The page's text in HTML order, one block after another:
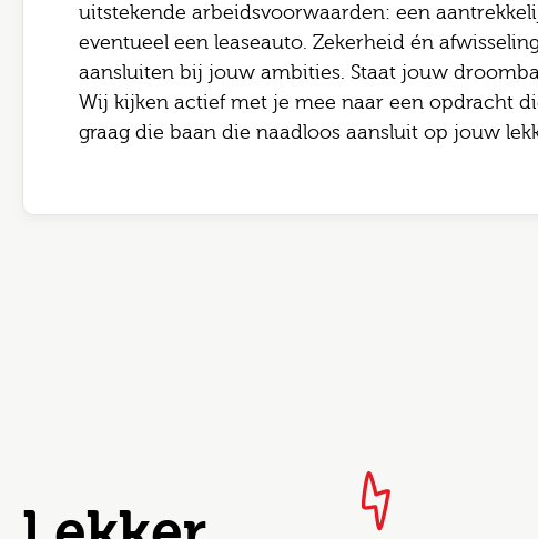
uitstekende arbeidsvoorwaarden: een
eventueel een leaseauto. Zekerheid én
aansluiten bij jouw ambities. Staat jouw
Wij kijken actief met je mee naar een opdracht
graag die baan die naadloos aansluit op jouw